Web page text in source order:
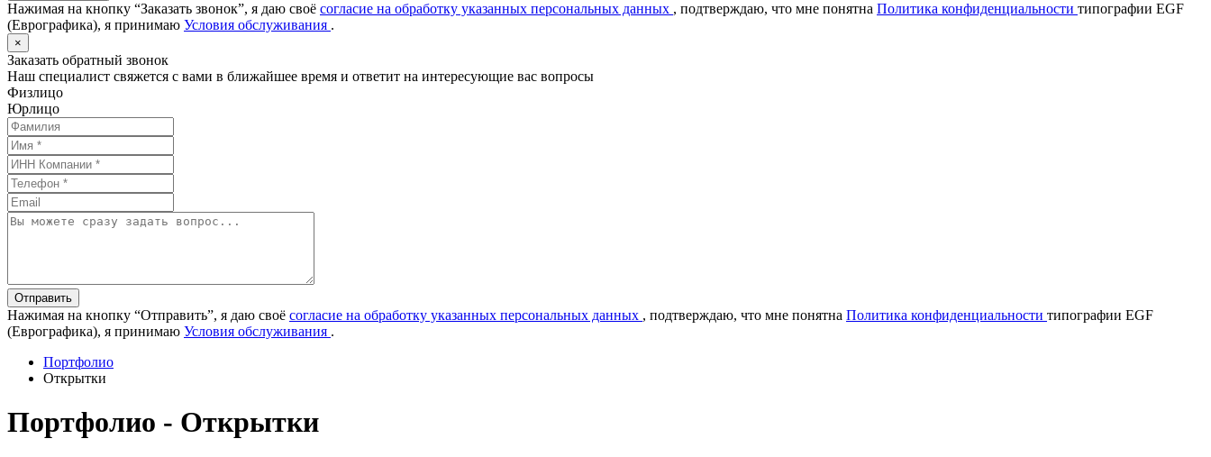
Нажимая на кнопку “Заказать звонок”, я даю своё согласие на обработку указанных персональных данных , подтверждаю, что мне понятна Политика конфиденциальности типографии EGF
(Еврографика), я принимаю Условия обслуживания .
×
Заказать обратный звонок
Наш специалист свяжется с вами в ближайшее время и ответит на интересующие вас вопросы
Физлицо
Юрлицо
Отправить
Нажимая на кнопку “Отправить”, я даю своё согласие на обработку указанных персональных данных , подтверждаю, что мне понятна Политика конфиденциальности типографии EGF
(Еврографика), я принимаю Условия обслуживания .
Портфолио
Открытки
Портфолио - Открытки